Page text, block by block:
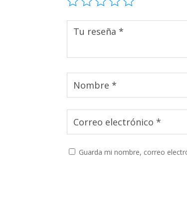
Guarda mi nombre, correo